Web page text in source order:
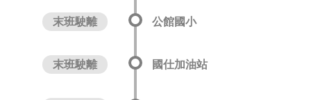
末班駛離 公館國小
末班駛離 國仕加油站